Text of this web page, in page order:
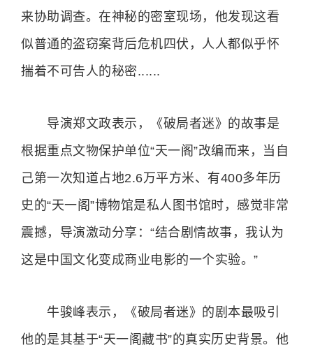
来协助调查。在神秘的密室现场，他发现这看
似普通的盗窃案背后危机四伏，人人都似乎怀
揣着不可告人的秘密......
导演郑文政表示，《破局者迷》的故事是
根据重点文物保护单位“天一阁”改编而来，当自
己第一次知道占地2.6万平方米、有400多年历
史的“天一阁”博物馆是私人图书馆时，感觉非常
震撼，导演激动分享：“结合剧情故事，我认为
这是中国文化变成商业电影的一个实验。”
牛骏峰表示，《破局者迷》的剧本最吸引
他的是其基于“天一阁藏书”的真实历史背景。他